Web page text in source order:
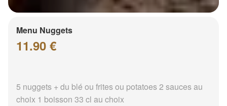
Menu Nuggets
11.90 €
5 nuggets + du blé ou frites ou potatoes 2 sauces au
choix 1 boisson 33 cl au choix